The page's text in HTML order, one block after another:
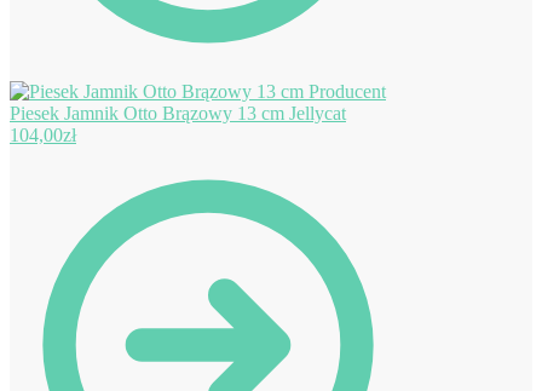
Piesek Jamnik Otto Brązowy 13 cm Jellycat
104,00zł